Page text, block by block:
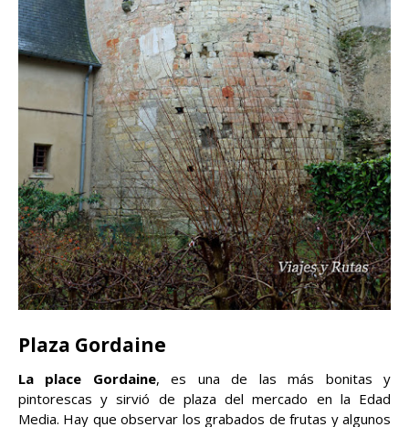
Plaza Gordaine
La place Gordaine, es una de las más bonitas y
pintorescas y sirvió de plaza del mercado en la Edad
Media. Hay que observar los grabados de frutas y algunos